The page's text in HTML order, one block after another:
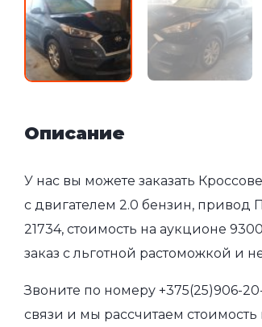
Описание
У нас вы можете заказать
с двигателем 2.0 бензин, привод
21734, стоимость на аукционе
заказ с льготной растоможкой и
Звоните по номеру +375(25)906-
связи и мы рассчитаем